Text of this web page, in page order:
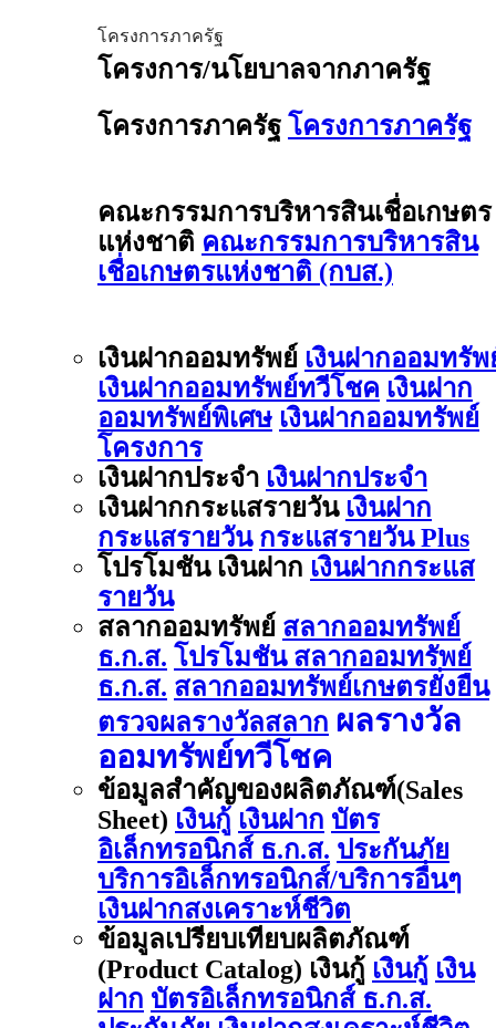
โครงการภาครัฐ
โครงการ/นโยบาลจากภาครัฐ
โครงการภาครัฐ โครงการภาครัฐ
คณะกรรมการบริหารสินเชื่อเกษตร
แห่งชาติ คณะกรรมการบริหารสิน
เชื่อเกษตรแห่งชาติ (กบส.)
เงินฝากออมทรัพย์ เงินฝากออมทรัพ
เงินฝากออมทรัพย์ทวีโชค เงินฝาก
ออมทรัพย์พิเศษ เงินฝากออมทรัพย์
โครงการ
เงินฝากประจำ เงินฝากประจำ
เงินฝากกระแสรายวัน เงินฝาก
กระแสรายวัน กระแสรายวัน Plus
โปรโมชัน เงินฝาก เงินฝากกระแส
รายวัน
สลากออมทรัพย์ สลากออมทรัพย์
ธ.ก.ส. โปรโมชัน สลากออมทรัพย์
ธ.ก.ส. สลากออมทรัพย์เกษตรยั่งยืน
ตรวจผลรางวัลสลาก ผลรางวัล
ออมทรัพย์ทวีโชค
ข้อมูลสำคัญของผลิตภัณฑ์(Sales
Sheet) เงินกู้ เงินฝาก บัตร
อิเล็กทรอนิกส์ ธ.ก.ส. ประกันภัย
บริการอิเล็กทรอนิกส์/บริการอื่นๆ
เงินฝากสงเคราะห์ชีวิต
ข้อมูลเปรียบเทียบผลิตภัณฑ์
(Product Catalog) เงินกู้ เงินกู้ เงิน
ฝาก บัตรอิเล็กทรอนิกส์ ธ.ก.ส.